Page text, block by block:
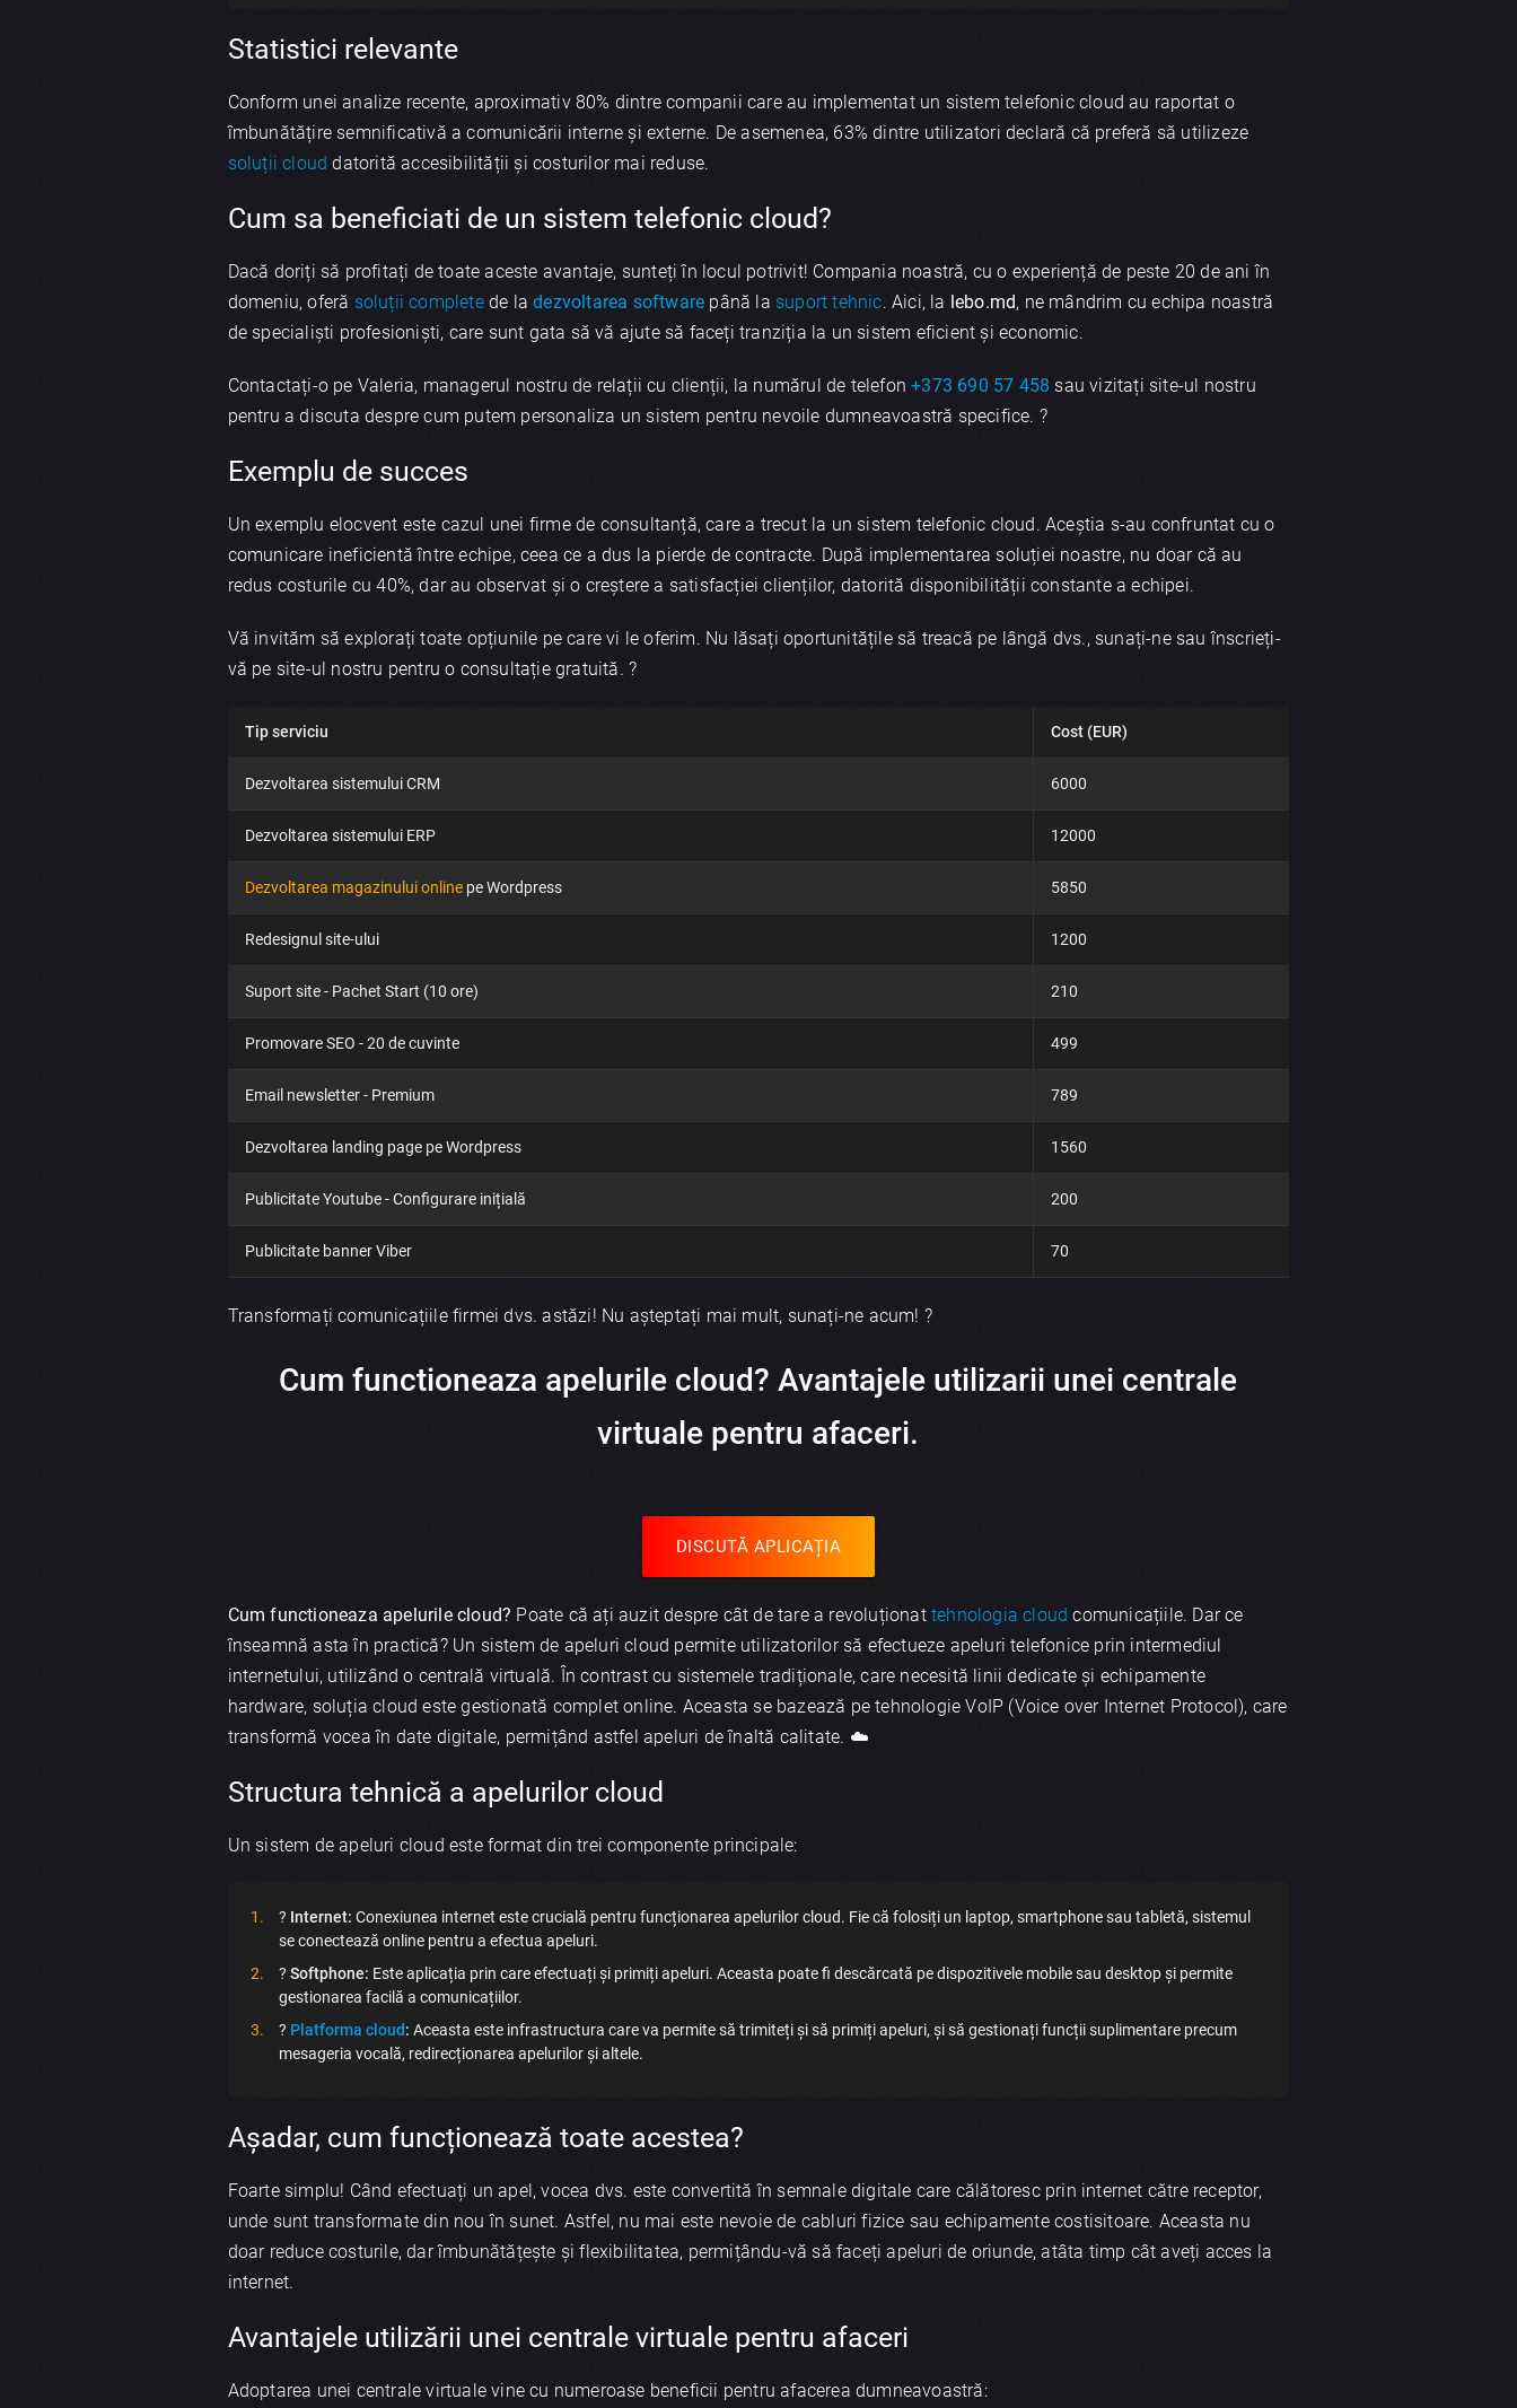
Statistici relevante
Conform unei analize recente, aproximativ 80% dintre companii care au implementat un sistem telefonic cloud au raportat o
îmbunătățire semnificativă a comunicării interne și externe. De asemenea, 63% dintre utilizatori declară că preferă să utilizeze
soluții cloud datorită accesibilității și costurilor mai reduse.
Cum sa beneficiati de un sistem telefonic cloud?
Dacă doriți să profitați de toate aceste avantaje, sunteți în locul potrivit! Compania noastră, cu o experiență de peste 20 de ani în
domeniu, oferă soluții completede ladezvoltarea software până la suport tehnic. Aici, la lebo.md, ne mândrim cu echipa noastră
de specialiști profesioniști, care sunt gata să vă ajute să faceți tranziția la un sistem eficient și economic.
Contactați-o pe Valeria, managerul nostru de relații cu clienții, la numărul de telefon+373 690 57 458 sau vizitați site-ul nostru
pentru a discuta despre cum putem personaliza un sistem pentru nevoile dumneavoastră specifice. ?
Exemplu de succes
Un exemplu elocvent este cazul unei firme de consultanță, care a trecut la un sistem telefonic cloud. Aceștia s-au confruntat cu o
comunicare ineficientă între echipe, ceea ce a dus la pierde de contracte. După implementarea soluției noastre, nu doar că au
redus costurile cu 40%, dar au observat și o creștere a satisfacției clienților, datorită disponibilității constante a echipei.
Vă invităm să explorați toate opțiunile pe care vi le oferim. Nu lăsați oportunitățile să treacă pe lângă dvs., sunați-ne sau înscrieți-
vă pe site-ul nostru pentru o consultație gratuită. ?
Tip serviciu Cost (EUR)
Dezvoltarea sistemului CRM 6000
Dezvoltarea sistemului ERP 12000
Dezvoltarea magazinului onlinepe Wordpress 5850
Redesignul site-ului 1200
Suport site - Pachet Start (10 ore) 210
Promovare SEO - 20 de cuvinte 499
Email newsletter - Premium 789
Dezvoltarea landing page pe Wordpress 1560
Publicitate Youtube - Configurare inițială 200
Publicitate banner Viber 70
Transformați comunicațiile firmei dvs. astăzi! Nu așteptați mai mult, sunați-ne acum! ?
Cum functioneaza apelurile cloud? Avantajele utilizarii unei centrale
virtuale pentru afaceri.
DISCUTĂ APLICAȚIA
Cum functioneaza apelurile cloud? Poate că ați auzit despre cât de tare a revoluționattehnologia cloud comunicațiile. Dar ce
înseamnă asta în practică? Un sistem de apeluri cloud permite utilizatorilor să efectueze apeluri telefonice prin intermediul
internetului, utilizând o centrală virtuală. În contrast cu sistemele tradiționale, care necesită linii dedicate și echipamente
hardware, soluția cloud este gestionată complet online. Aceasta se bazează pe tehnologie VoIP (Voice over Internet Protocol), care
transformă vocea în date digitale, permițând astfel apeluri de înaltă calitate. ☁️
Structura tehnică a apelurilor cloud
Un sistem de apeluri cloud este format din trei componente principale:
? Internet: Conexiunea internet este crucială pentru funcționarea apelurilor cloud. Fie că folosiți un laptop, smartphone sau tabletă, sistemul
se conectează online pentru a efectua apeluri.
? Softphone: Este aplicația prin care efectuați și primiți apeluri. Aceasta poate fi descărcată pe dispozitivele mobile sau desktop și permite
gestionarea facilă a comunicațiilor.
? Platforma cloud: Aceasta este infrastructura care va permite să trimiteți și să primiți apeluri, și să gestionați funcții suplimentare precum
mesageria vocală, redirecționarea apelurilor și altele.
Așadar, cum funcționează toate acestea?
Foarte simplu! Când efectuați un apel, vocea dvs. este convertită în semnale digitale care călătoresc prin internet către receptor,
unde sunt transformate din nou în sunet. Astfel, nu mai este nevoie de cabluri fizice sau echipamente costisitoare. Aceasta nu
doar reduce costurile, dar îmbunătățește și flexibilitatea, permițându-vă să faceți apeluri de oriunde, atâta timp cât aveți acces la
internet.
Avantajele utilizării unei centrale virtuale pentru afaceri
Adoptarea unei centrale virtuale vine cu numeroase beneficii pentru afacerea dumneavoastră: